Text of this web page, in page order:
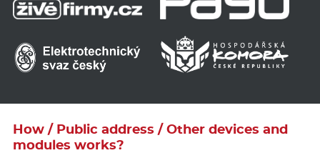
How / Public address / Other devices and
modules works?